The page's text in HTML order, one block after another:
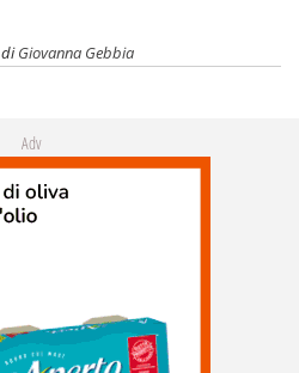
diGiovanna Gebbia
Adv